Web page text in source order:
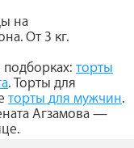
на
От 3 кг.
торты
. Торты для
торты для мужчин.
Агзамова —